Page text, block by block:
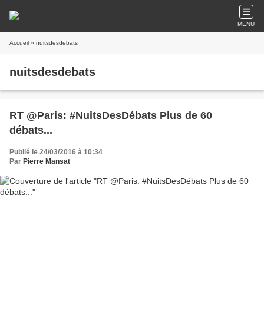
MENU
Accueil » nuitsdesdebats
nuitsdesdebats
RT @Paris: #NuitsDesDébats Plus de 60
débats...
Publié le 24/03/2016 à 10:34
Par Pierre Mansat